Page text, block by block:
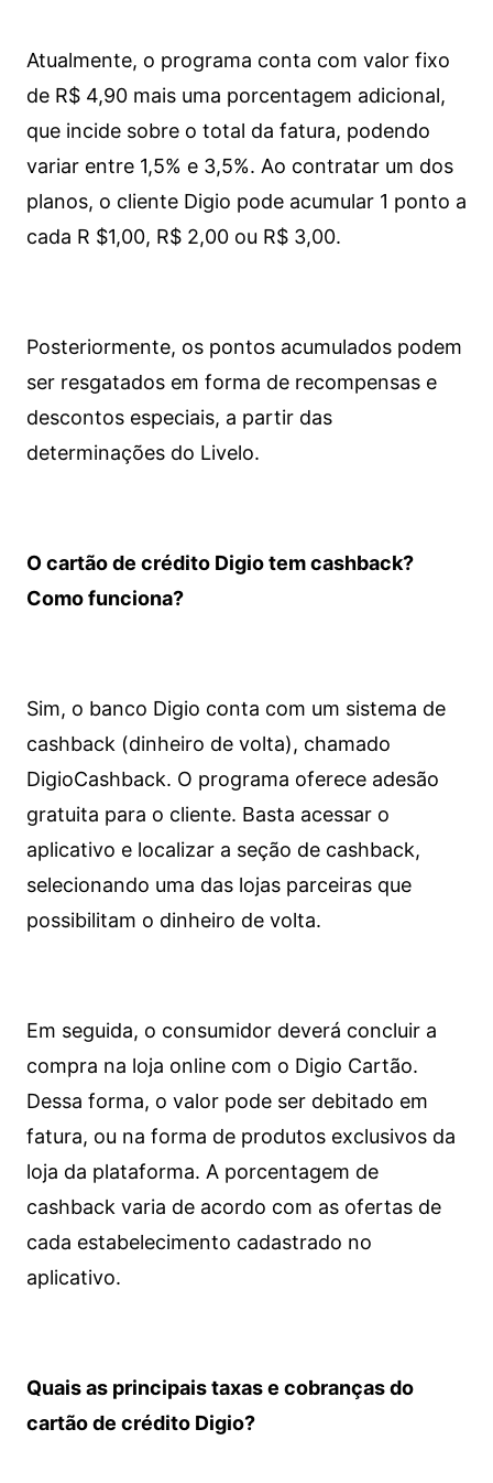
Atualmente, o programa conta com valor fixo
de R$ 4,90 mais uma porcentagem adicional,
que incide sobre o total da fatura, podendo
variar entre 1,5% e 3,5%. Ao contratar um dos
planos, o cliente Digio pode acumular 1 ponto a
cada R $1,00, R$ 2,00 ou R$ 3,00.
Posteriormente, os pontos acumulados podem
ser resgatados em forma de recompensas e
descontos especiais, a partir das
determinações do Livelo.
O cartão de crédito Digio tem cashback?
Como funciona?
Sim, o banco Digio conta com um sistema de
cashback (dinheiro de volta), chamado
DigioCashback. O programa oferece adesão
gratuita para o cliente. Basta acessar o
aplicativo e localizar a seção de cashback,
selecionando uma das lojas parceiras que
possibilitam o dinheiro de volta.
Em seguida, o consumidor deverá concluir a
compra na loja online com o Digio Cartão.
Dessa forma, o valor pode ser debitado em
fatura, ou na forma de produtos exclusivos da
loja da plataforma. A porcentagem de
cashback varia de acordo com as ofertas de
cada estabelecimento cadastrado no
aplicativo.
Quais as principais taxas e cobranças do
cartão de crédito Digio?